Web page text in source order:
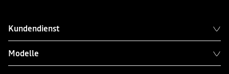
Kundendienst
Modelle